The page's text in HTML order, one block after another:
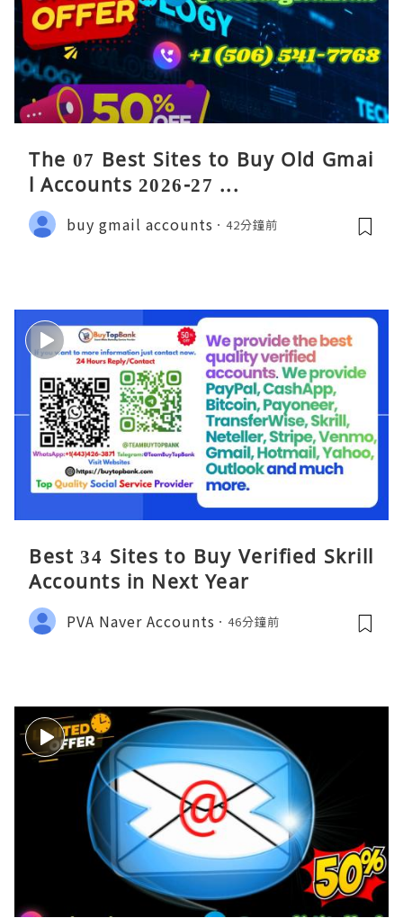
The 07 Best Sites to Buy Old Gmai
l Accounts 2026-27 ...
buy gmail accounts 42分鐘前
Best 34 Sites to Buy Verified Skrill
Accounts in Next Year
PVA Naver Accounts 46分鐘前